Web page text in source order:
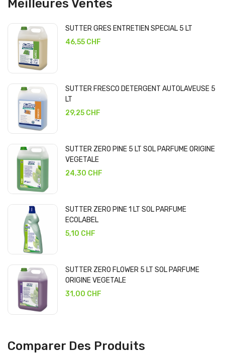
Meilleures Ventes
SUTTER GRES ENTRETIEN SPECIAL 5 LT
46,55 CHF
SUTTER FRESCO DETERGENT AUTOLAVEUSE 5
LT
29,25 CHF
SUTTER ZERO PINE 5 LT SOL PARFUME ORIGINE
VEGETALE
24,30 CHF
SUTTER ZERO PINE 1 LT SOL PARFUME
ECOLABEL
5,10 CHF
SUTTER ZERO FLOWER 5 LT SOL PARFUME
ORIGINE VEGETALE
31,00 CHF
Comparer Des Produits